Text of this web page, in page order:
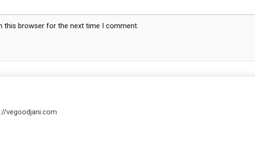
this browser for the next time I comment.
vegoodjani.com